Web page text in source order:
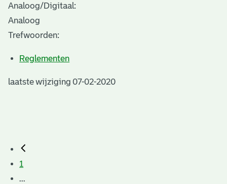
Analoog/Digitaal:
Analoog
Trefwoorden:
Reglementen
laatste wijziging 07-02-2020
1
...